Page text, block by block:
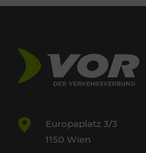
Europaplatz 3/3
1150 Wien